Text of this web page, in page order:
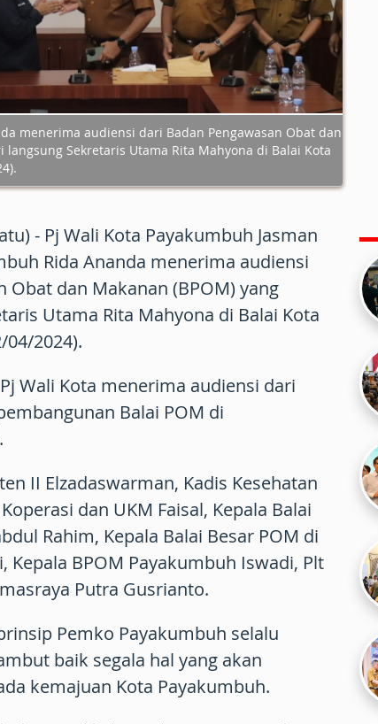
menerima audiensi dari Badan Pengawasan Obat dan
langsung Sekretaris Utama Rita Mahyona di Balai Kota
- Pj Wali Kota Payakumbuh Jasman
Rida Ananda menerima audiensi
Obat dan Makanan (BPOM) yang
Utama Rita Mahyona di Balai Kota
04/2024).
Wali Kota menerima audiensi dari
Balai POM di
II Elzadaswarman, Kadis Kesehatan
dan UKM Faisal, Kepala Balai
Rahim, Kepala Balai Besar POM di
Kepala BPOM Payakumbuh Iswadi, Plt
Putra Gusrianto.
Pemko Payakumbuh selalu
baik segala hal yang akan
kemajuan Kota Payakumbuh.